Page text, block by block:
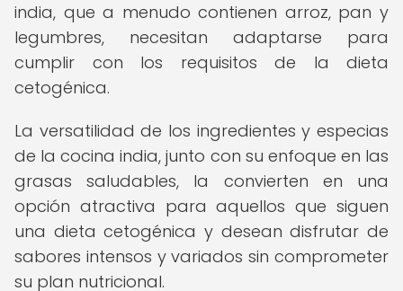
india, que a menudo contienen arroz, pan y
legumbres, necesitan adaptarse para
cumplir con los requisitos de la dieta
cetogénica.
La versatilidad de los ingredientes y especias
de la cocina india, junto con su enfoque en las
grasas saludables, la convierten en una
opción atractiva para aquellos que siguen
una dieta cetogénica y desean disfrutar de
sabores intensos y variados sin comprometer
su plan nutricional.